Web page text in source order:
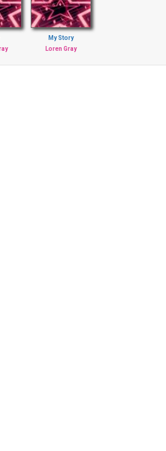
My Story
Loren Gray